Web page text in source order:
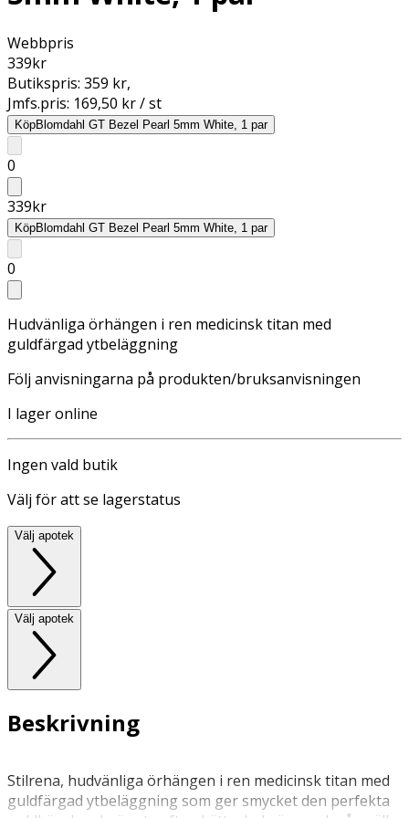
Webbpris
339kr
Butikspris: 359 kr,
Jmfs.pris: 169,50 kr / st
KöpBlomdahl GT Bezel Pearl 5mm White, 1 par
0
339kr
KöpBlomdahl GT Bezel Pearl 5mm White, 1 par
0
Hudvänliga örhängen i ren medicinsk titan med
guldfärgad ytbeläggning
Följ anvisningarna på produkten/bruksanvisningen
I lager online
Ingen vald butik
Välj för att se lagerstatus
Välj apotek
Välj apotek
Beskrivning
Stilrena, hudvänliga örhängen i ren medicinsk titan med
guldfärgad ytbeläggning som ger smycket den perfekta